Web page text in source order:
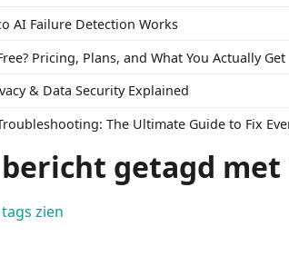
AI Failure Detection Works
Pricing, Plans, and What You Actually Get
& Data Security Explained
The Ultimate Guide to Fix
bericht getagd
zien